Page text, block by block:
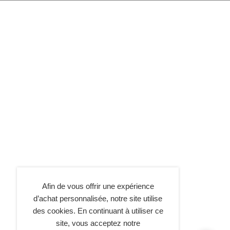
Afin de vous offrir une expérience
d’achat personnalisée, notre site utilise
des cookies. En continuant à utiliser ce
site, vous acceptez notre